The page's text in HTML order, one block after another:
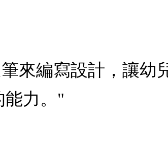
來編寫設計，讓幼
能力。"